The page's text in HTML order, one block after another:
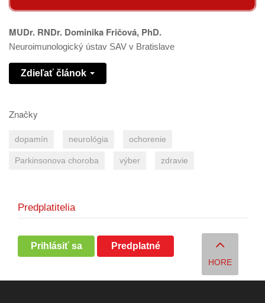
MUDr. RNDr. Dominika Fričová, PhD.
Neuroimunologický ústav SAV v Bratislave
Zdieľať článok
Značky
dopamín neurológia ochorenie
Parkinsonova choroba výber zdravie
Predplatitelia
Prihlásiť sa Predplatné
HORE